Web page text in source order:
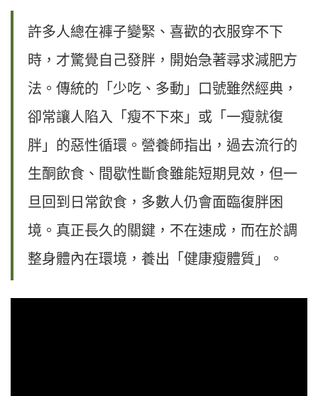
許多人總在褲子變緊、喜歡的衣服穿不下
時，才驚覺自己發胖，開始急著尋求減肥方
法。傳統的「少吃、多動」口號雖然經典，
卻常讓人陷入「瘦不下來」或「一瘦就復
胖」的惡性循環。營養師指出，過去流行的
生酮飲食、間歇性斷食雖能短期見效，但一
旦回到日常飲食，多數人仍會面臨復胖困
境。真正長久的關鍵，不在速成，而在於調
整身體內在環境，養出「健康瘦體質」。